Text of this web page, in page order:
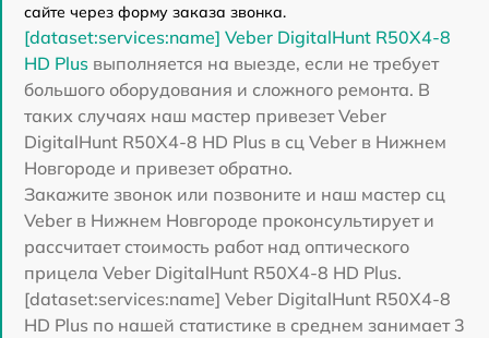
сайте через форму заказа звонка.
[dataset:services:name] Veber DigitalHunt R50X4-8
HD Plus выполняется на выезде, если не требует
большого оборудования и сложного ремонта. В
таких случаях наш мастер привезет Veber
DigitalHunt R50X4-8 HD Plus в сц Veber в Нижнем
Новгороде и привезет обратно.
Закажите звонок или позвоните и наш мастер сц
Veber в Нижнем Новгороде проконсультирует и
рассчитает стоимость работ над оптического
прицела Veber DigitalHunt R50X4-8 HD Plus.
[dataset:services:name] Veber DigitalHunt R50X4-8
HD Plus по нашей статистике в среднем занимает 3